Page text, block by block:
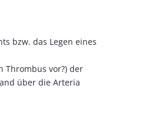
bzw. das Legen eines
Thrombus vor?) der
über die Arteria